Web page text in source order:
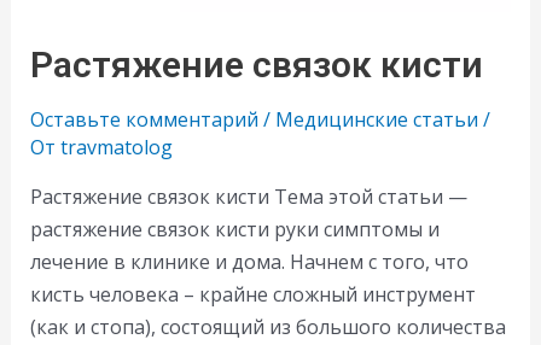
Растяжение связок кисти
Оставьте комментарий / Медицинские статьи /
От travmatolog
Растяжение связок кисти Тема этой статьи —
растяжение связок кисти руки симптомы и
лечение в клинике и дома. Начнем с того, что
кисть человека – крайне сложный инструмент
(как и стопа), состоящий из большого количества